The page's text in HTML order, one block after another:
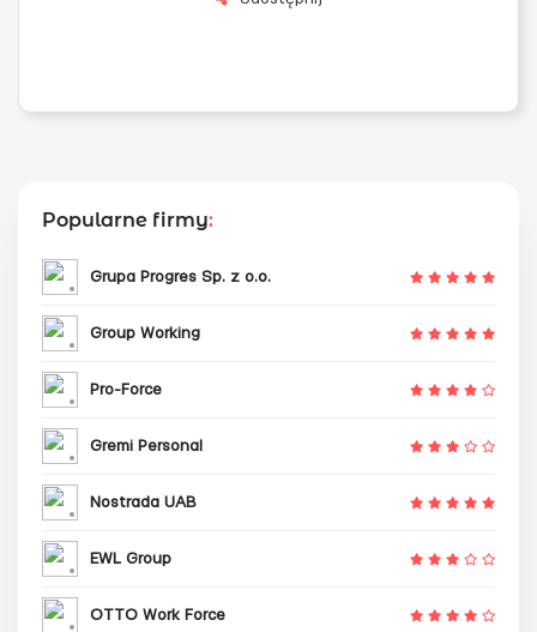
Popularne firmy:
Grupa Progres Sp. z o.o.
Group Working
Pro-Force
Gremi Personal
Nostrada UAB
EWL Group
OTTO Work Force